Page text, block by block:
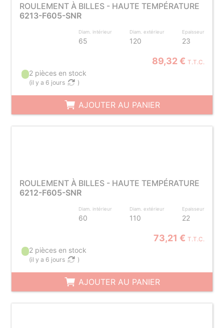
ROULEMENT À BILLES - HAUTE TEMPÉRATURE
6213-F605-SNR
Diam. intérieur
65
Diam. extérieur
120
Epaisseur
23
89,32 € T.T.C.
2 pièces en stock
(il y a 6 jours )
AJOUTER AU PANIER
ROULEMENT À BILLES - HAUTE TEMPÉRATURE
6212-F605-SNR
Diam. intérieur
60
Diam. extérieur
110
Epaisseur
22
73,21 € T.T.C.
2 pièces en stock
(il y a 6 jours )
AJOUTER AU PANIER